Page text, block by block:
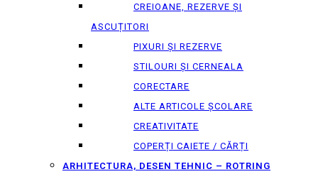
CREIOANE, REZERVE ȘI
ASCUȚITORI
PIXURI ȘI REZERVE
STILOURI ȘI CERNEALA
CORECTARE
ALTE ARTICOLE ȘCOLARE
CREATIVITATE
COPERȚI CAIETE / CĂRȚI
ARHITECTURA, DESEN TEHNIC – ROTRING